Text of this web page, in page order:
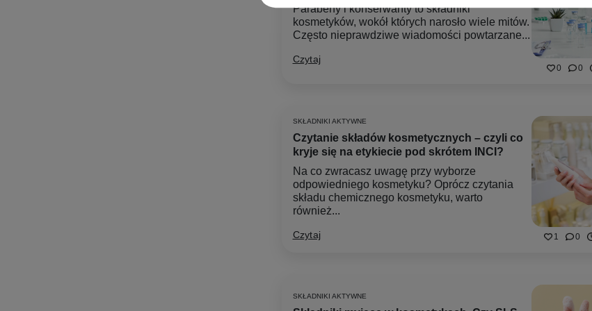
0 0
Parabeny i konserwanty to składniki
kosmetyków, wokół których narosło wiele mitów.
Często nieprawdziwe wiadomości powtarzane...
Czytaj
1 0
SKŁADNIKI AKTYWNE
Czytanie składów kosmetycznych – czyli co
kryje się na etykiecie pod skrótem INCI?
Na co zwracasz uwagę przy wyborze
odpowiedniego kosmetyku? Oprócz czytania
składu chemicznego kosmetyku, warto
również...
Czytaj
SKŁADNIKI AKTYWNE